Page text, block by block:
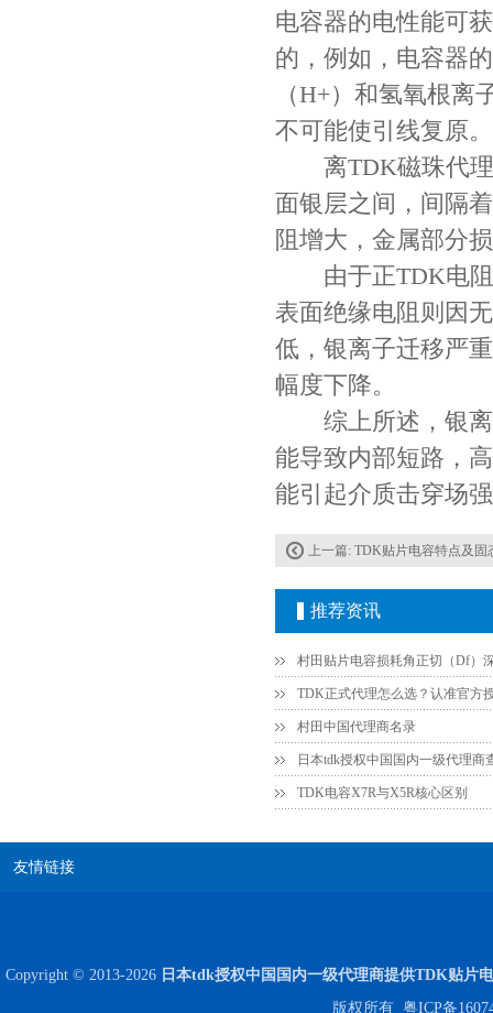
电容器的电性能可
的，例如，电容器
（H+）和氢氧根
不可能使引线复原。
离TDK磁珠代理
面银层之间，间隔
阻增大，金属部分
由于正TDK电阻
表面绝缘电阻则因
低，银离子迁移严
幅度下降。
综上所述，银离
能导致内部短路，
能引起介质击穿场
上一篇: TDK贴片电容特点及固态
推荐资讯
村田中国代理商名录
日本tdk授权中国国内一级代理商
TDK电容X7R与X5R核心区别
友情链接
Copyright © 2013-2026 日本tdk授权中国国内一级代理商提供TDK贴片
版权所有 粤ICP备